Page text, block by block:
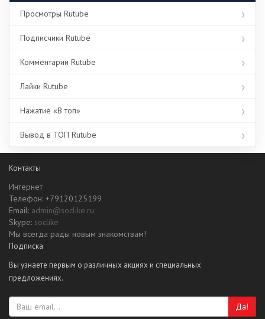
Просмотры Rutube
Подписчики Rutube
Комментарии Rutube
Лайки Rutube
Нажатие «В топ»
Вывод в ТОП Rutube
Контакты
Интернет
Телефон: +79120125199
Email: admin@soclike.ru
Skype: soclike
Мы всегда рады новым знакомствам!
Подписка
Вы узнаете первым о различных акциях и специальных
предложениях.
Да!